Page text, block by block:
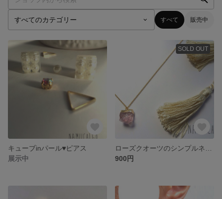
すべて 販売中
キューブinパール♥︎ピアス
展示中
SOLD OUT
900円